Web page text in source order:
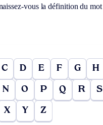
vous la définition du mot
C D E F G H
N O P Q R S
X Y Z